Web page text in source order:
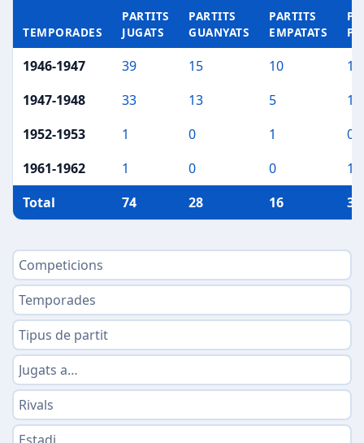
TEMPORADES
PARTITS
JUGATS
PARTITS
GUANYATS
PARTITS
EMPATATS
1946-1947 39 15 10
14
1947-1948
33 13 5
15
1952-1953
1 0 1
0
1961-1962
1 0 0
1
Total
74 28 16 30